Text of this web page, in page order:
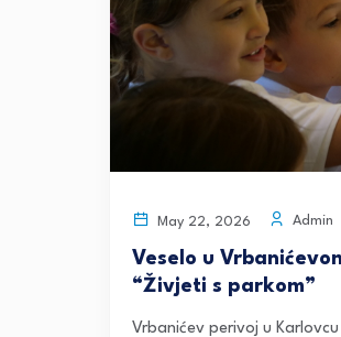
May 22, 2026 Admin
Veselo u
“Živjeti s parkom”
Vrbanićev perivoj u